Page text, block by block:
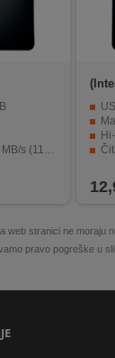
s (110x)
web stranici ne moraju
pravo pogreške u